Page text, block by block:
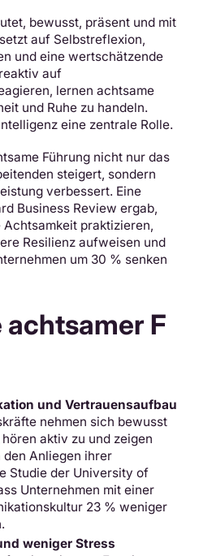
bewusst, präsent und mit
auf Selbstreflexion,
und eine wertschätzende
auf
lernen achtsame
und Ruhe zu handeln.
eine zentrale Rolle.
Führung nicht nur das
steigert, sondern
verbessert. Eine
Business Review ergab,
praktizieren,
Resilienz aufweisen und
um 30 % senken
achtsamer F
und Vertrauensaufbau
nehmen sich bewusst
aktiv zu und zeigen
Anliegen ihrer
Studie der University of
Unternehmen mit einer
23 % weniger
weniger Stress